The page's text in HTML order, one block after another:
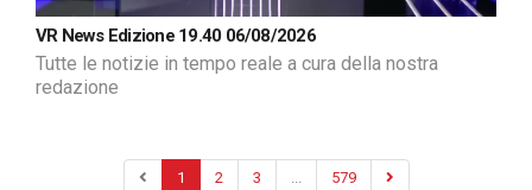
VR News Edizione 19.40 06/08/2026
Tutte le notizie in tempo reale a cura della nostra
redazione
1 2 3 579